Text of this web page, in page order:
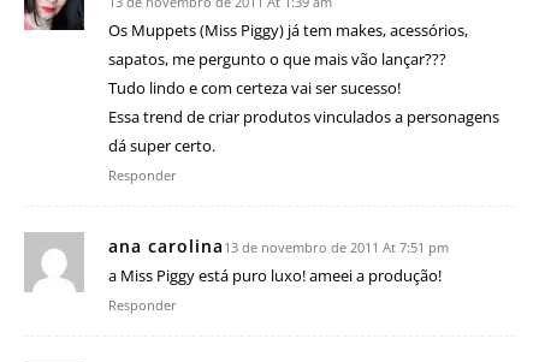
Os Muppets (Miss Piggy) já tem makes, acessórios,
sapatos, me pergunto o que mais vão lançar???
Tudo lindo e com certeza vai ser sucesso!
Essa trend de criar produtos vinculados a personagens
dá super certo.
Responder
ana carolina 13 de novembro de 2011 At 7:51 pm
a Miss Piggy está puro luxo! ameei a produção!
Responder